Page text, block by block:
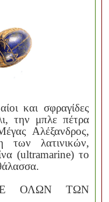
και σφραγίδες
την μπλε πέτρα
Αλέξανδρος,
των λατινικών,
(ultramarine) το
ΟΛΩΝ ΤΩΝ